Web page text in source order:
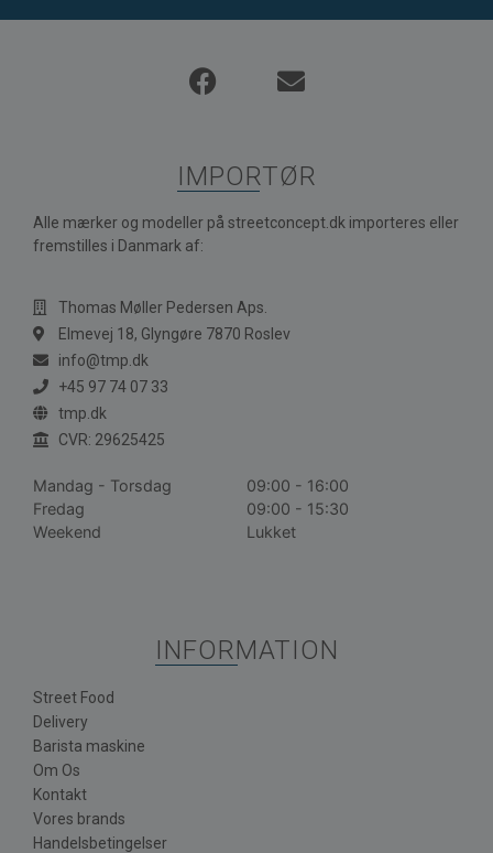
IMPORTØR
Alle mærker og modeller på streetconcept.dk importeres eller
fremstilles i Danmark af:
Thomas Møller Pedersen Aps.
Elmevej 18, Glyngøre 7870 Roslev
info@tmp.dk
+45 97 74 07 33
tmp.dk
CVR: 29625425
Mandag - Torsdag
09:00 - 16:00
Fredag
09:00 - 15:30
Weekend
Lukket
INFORMATION
Street Food
Delivery
Barista maskine
Om Os
Kontakt
Vores brands
Handelsbetingelser